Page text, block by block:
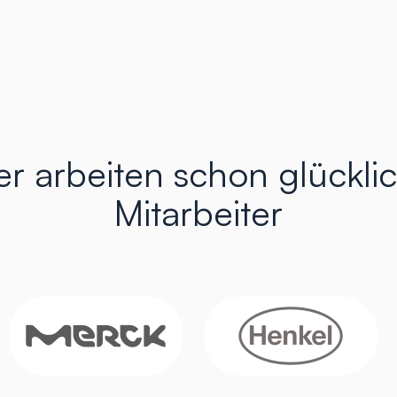
arbeiten schon
Mitarbeiter